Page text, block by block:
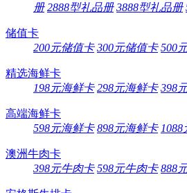
册 2888型礼品册 3888型礼品册
储值卡
200元储值卡 300元储值卡 500
精选海鲜卡
198元海鲜卡 298元海鲜卡 398
高端海鲜卡
598元海鲜卡 898元海鲜卡 1088
澳洲牛肉卡
398元牛肉卡 598元牛肉卡 888